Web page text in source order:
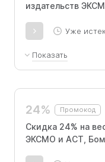
издательств
Уже истек
Показать
товаров:
хобби и
участвующие в
24% Промокод
Скидка 24% на
ЭКСМО и АСТ,